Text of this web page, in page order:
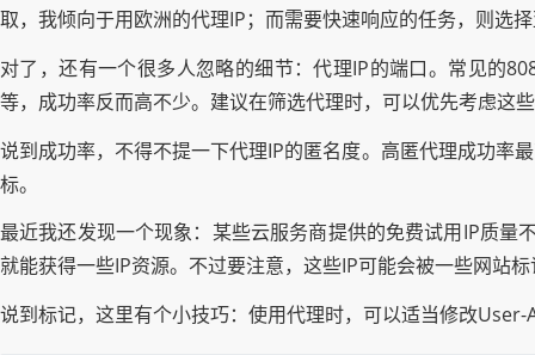
取，我倾向于用欧洲的代理IP；而需要快速响应的任务，则选
对了，还有一个很多人忽略的细节：代理IP的端口。常见的
等，成功率反而高不少。建议在筛选代理时，可以优先考虑这
说到成功率，不得不提一下代理IP的匿名度。高匿代理成功率
标。
最近我还发现一个现象：某些云服务商提供的免费试用IP质
就能获得一些IP资源。不过要注意，这些IP可能会被一些网站
说到标记，这里有个小技巧：使用代理时，可以适当修改